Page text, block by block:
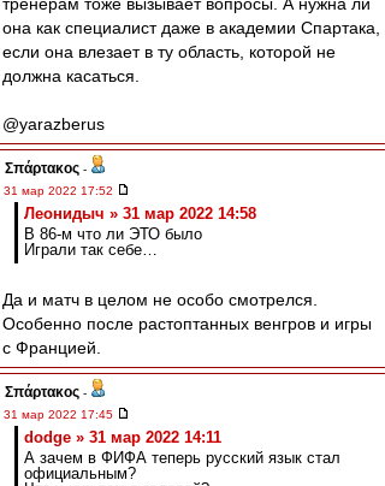
она как специалист даже в академии Спартака,
если она влезает в ту область, которой не
должна касаться.
@yarazberus
Σπάρτακος -
31 мар 2022 17:52
Леонидыч » 31 мар 2022 14:58
В 86-м что ли ЭТО было
Играли так себе…
Да и матч в целом не особо смотрелся.
Особенно после растоптанных венгров и игры
с Францией.
Σπάρτακος -
31 мар 2022 17:45
dodge » 31 мар 2022 14:11
А зачем в ФИФА теперь русский язык стал
официальным?